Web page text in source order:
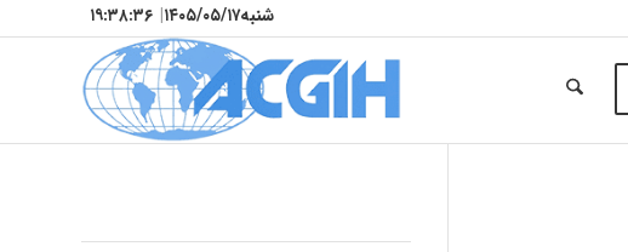
شنبه۱۴۰۵/۰۵/۱۷| ۱۹:۳۸:۳۸